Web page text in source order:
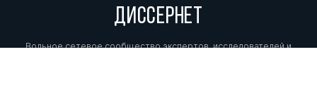
ДИССЕРНЕТ
Вольное сетевое сообщество экспертов, исследователей и